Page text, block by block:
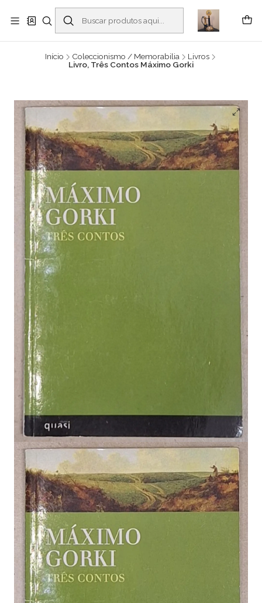
Buscantiguidades - Leilões. Colecionismo e antiguidades em Viana do
Castelo -
Leia mais
Início Coleccionismo / Memorabilia
Livros
Livro, Três Contos Máximo Gorki